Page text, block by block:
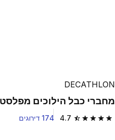
DECATHLON
מחברי כבל הילוכים
4.7 4.7 out of 5 stars from 174 reviews 174 דירוגים